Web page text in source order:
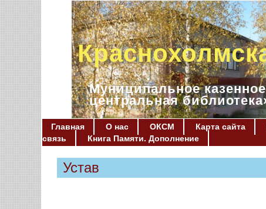
Муниципальное
центральная
Главная О нас ОКСМ Карта сайта
связь
Книга Памяти. Дополнение
Устав